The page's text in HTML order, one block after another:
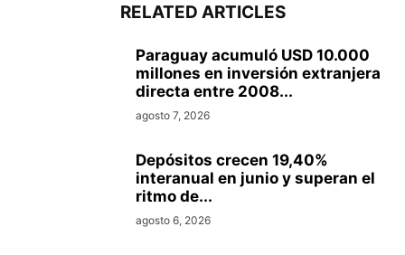
RELATED ARTICLES
Paraguay acumuló USD 10.000
millones en inversión extranjera
directa entre 2008...
agosto 7, 2026
Depósitos crecen 19,40%
interanual en junio y superan el
ritmo de...
agosto 6, 2026